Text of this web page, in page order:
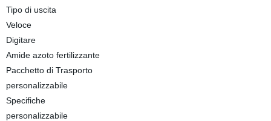
Tipo di uscita
Veloce
Digitare
Amide azoto fertilizzante
Pacchetto di Trasporto
personalizzabile
Specifiche
personalizzabile